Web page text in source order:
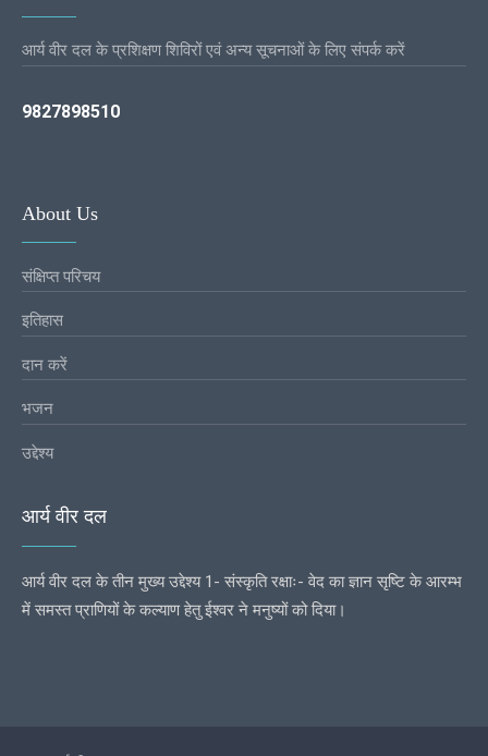
आर्य वीर दल के प्रशिक्षण शिविरों एवं अन्य सूचनाओं के लिए संपर्क करें
9827898510
About Us
संक्षिप्त परिचय
इतिहास
दान करें
भजन
उद्देश्य
आर्य वीर दल
आर्य वीर दल के तीन मुख्य उद्देश्य 1- संस्कृति रक्षाः- वेद का ज्ञान सृष्टि के आरम्भ
में समस्त प्राणियों के कल्याण हेतु ईश्वर ने मनुष्यों को दिया।